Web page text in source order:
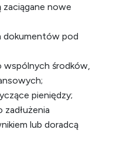
nowe
dokumentów pod
wspólnych środków,
pieniędzy;
lub doradcą